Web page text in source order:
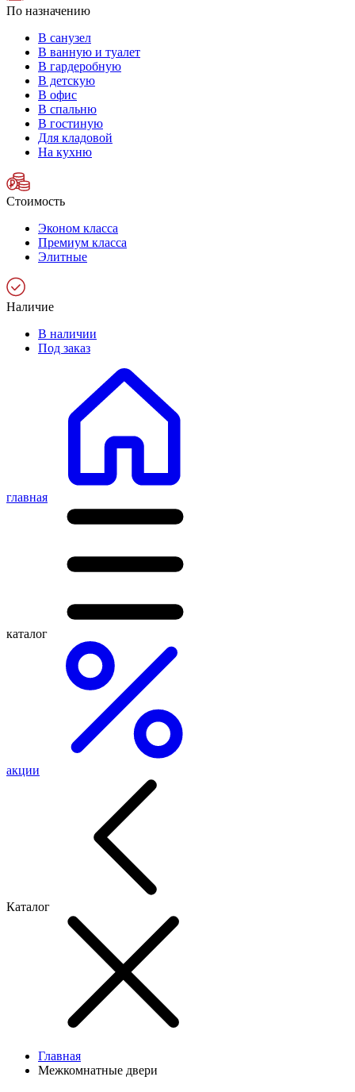
По назначению
В санузел
В ванную и туалет
В гардеробную
В детскую
В офис
В спальню
В гостиную
Для кладовой
На кухню
Стоимость
Эконом класса
Премиум класса
Элитные
Наличие
В наличии
Под заказ
главная
каталог
акции
Каталог
Главная
Межкомнатные двери